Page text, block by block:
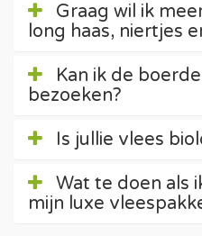
Graag wil ik
long haas, niertjes
Kan ik de
bezoeken?
Is jullie vlees
Wat te doen als
mijn luxe